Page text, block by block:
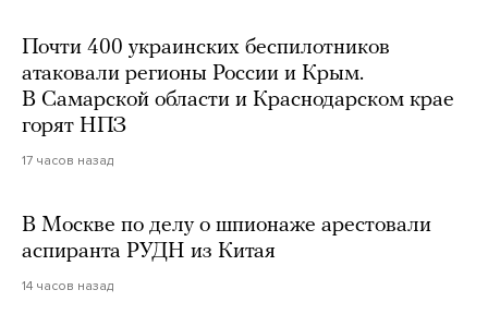
Почти 400 украинских беспилотников
атаковали регионы России и Крым.
В Самарской области и Краснодарском крае
горят НПЗ
17 часов назад
В Москве по делу о шпионаже арестовали
аспиранта РУДН из Китая
14 часов назад